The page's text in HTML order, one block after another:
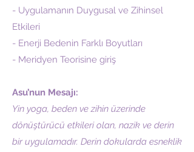
- Uygulamanın Duygusal ve Zihinsel
Etkileri
- Enerji Bedenin Farklı Boyutları
- Meridyen Teorisine giriş
Asu’nun Mesajı:
Yin yoga, beden ve zihin üzerinde
dönüştürücü etkileri olan, nazik ve derin
bir uygulamadır. Derin dokularda esneklik